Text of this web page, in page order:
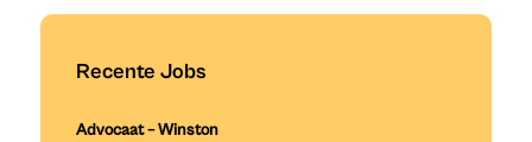
Recente Jobs
Advocaat – Winston